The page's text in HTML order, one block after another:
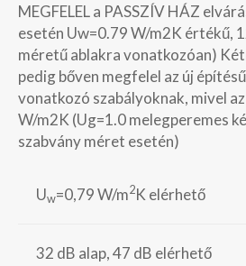
MEGFELEL a PASSZÍV HÁZ
esetén Uw=0.79 W/m2K értékű,
méretű ablakra vonatkozóan)
pedig bőven megfelel az új
vonatkozó szabályoknak, mivel
W/m2K (Ug=1.0 melegperemes
szabvány méret esetén)
Uw=0,79 W/m2K elérhető
32 dB alap, 47 dB elérhető